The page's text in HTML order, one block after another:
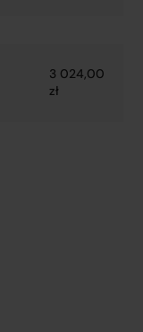
3 024,00
zł